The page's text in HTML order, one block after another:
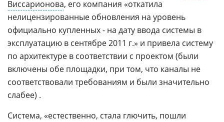
Виссарионова, его компания «откатила
нелицензированные обновления на уровень
официально купленных - на дату ввода системы в
эксплуатацию в сентябре 2011 г.» и привела систему
по архитектуре в соответствии с проектом (были
включены обе площадки, при том, что каналы не
соответствовали требованиям и были значительно
слабее) .
Система, «естественно, стала глючить, пошли